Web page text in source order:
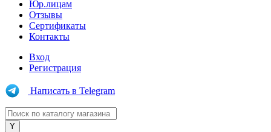
Юр.лицам
Отзывы
Сертификаты
Контакты
Вход
Регистрация
Написать в Telegram